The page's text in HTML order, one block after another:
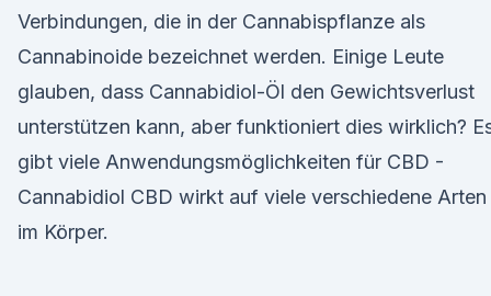
Verbindungen, die in der Cannabispflanze als
Cannabinoide bezeichnet werden. Einige Leute
glauben, dass Cannabidiol-Öl den Gewichtsverlust
unterstützen kann, aber funktioniert dies wirklich?
gibt viele Anwendungsmöglichkeiten für CBD -
Cannabidiol CBD wirkt auf viele verschiedene Arten
im Körper.